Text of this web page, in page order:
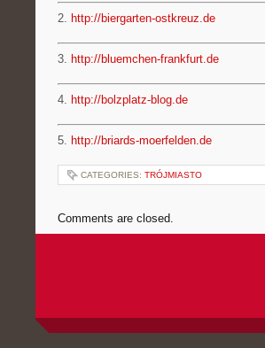
2. http://biergarten-ostkreuz.de
3. http://bluemchen-frankfurt.de
4. http://bolzplatz-blog.de
5. http://briards-moerfelden.de
CATEGORIES: TRÓJMIASTO
Comments are closed.